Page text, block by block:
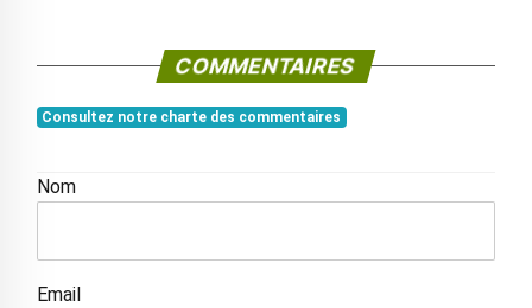
COMMENTAIRES
Consultez notre charte des commentaires
Nom
Email